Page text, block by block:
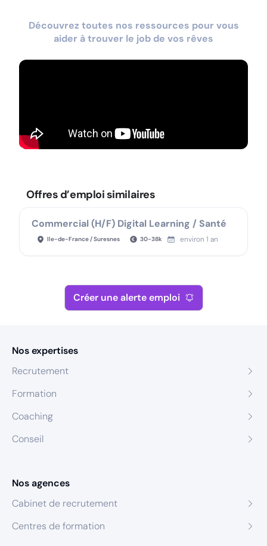
Découvrez toutes nos ressources pour vous
aider à trouver le job de vos rêves
Offres d’emploi similaires
Commercial (H/F) Digital Learning / Santé
Ile-de-France / Suresnes 30-38k environ 1 an
Créer une alerte emploi
Nos expertises
Recrutement
Formation
Coaching
Conseil
Nos agences
Cabinet de recrutement
Centres de formation